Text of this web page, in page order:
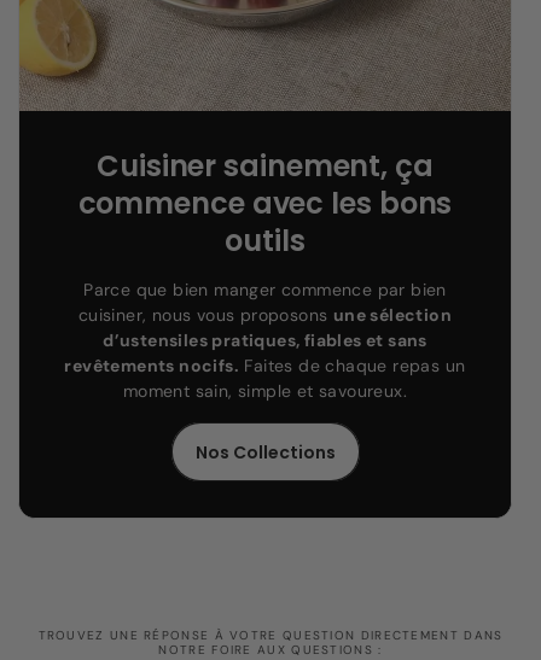
Cuisiner sainement, ça
commence avec les bons
outils
Parce que bien manger commence par bien
cuisiner, nous vous proposons une sélection
d’ustensiles pratiques, fiables et sans
revêtements nocifs. Faites de chaque repas un
moment sain, simple et savoureux.
Nos Collections
TROUVEZ UNE RÉPONSE À VOTRE QUESTION DIRECTEMENT DANS
NOTRE FOIRE AUX QUESTIONS :